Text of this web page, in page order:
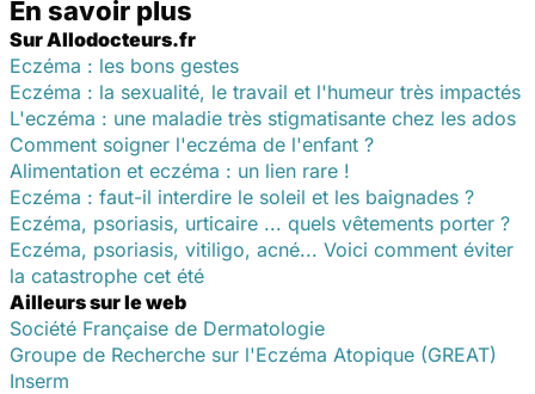
En savoir plus
Sur Allodocteurs.fr
Eczéma : les bons gestes
Eczéma : la sexualité, le travail et l'humeur très impactés
L'eczéma : une maladie très stigmatisante chez les ados
Comment soigner l'eczéma de l'enfant ?
Alimentation et eczéma : un lien rare !
Eczéma : faut-il interdire le soleil et les baignades ?
Eczéma, psoriasis, urticaire ... quels vêtements porter ?
Eczéma, psoriasis, vitiligo, acné... Voici comment éviter
la catastrophe cet été
Ailleurs sur le web
Société Française de Dermatologie
Groupe de Recherche sur l'Eczéma Atopique (GREAT)
Inserm